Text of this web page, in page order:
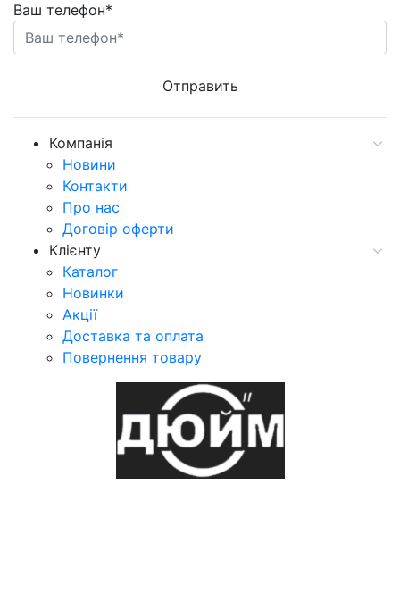
Ваш телефон*
Компанія
Новини
Контакти
Про нас
Договір оферти
Клієнту
Каталог
Новинки
Акції
Доставка та оплата
Повернення товару